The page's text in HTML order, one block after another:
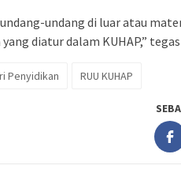
undang di luar atau
diatur dalam KUHAP,”
Penyidikan RUU KUHAP